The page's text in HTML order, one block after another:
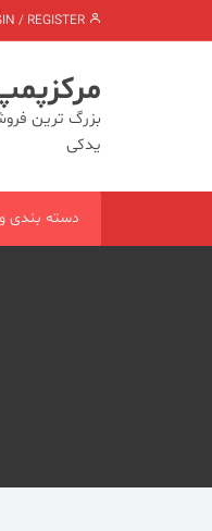
to
بزرگ ترین
یدکی
دسته بندی